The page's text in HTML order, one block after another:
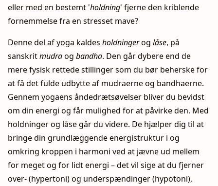
eller med en bestemt 'holdning' fjerne den kriblende
fornemmelse fra en stresset mave?
Denne del af yoga kaldes holdningerog låse, på
sanskritmudraog bandha. Den går dybere end de
mere fysisk rettede stillinger som du bør beherske for
at få det fulde udbytte af mudraerne og bandhaerne.
Gennem yogaens åndedrætsøvelser bliver du bevidst
om din energi og får mulighed for at påvirke den. Med
holdninger og låse går du videre. De hjælper dig til at
bringe din grundlæggende energistruktur i og
omkring kroppen i harmoni ved at jævne ud mellem
for meget og for lidt energi – det vil sige at du fjerner
over- (hypertoni) og underspændinger (hypotoni),